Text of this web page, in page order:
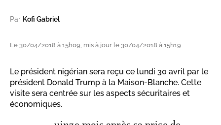
Par Kofi Gabriel
Le 30/04/2018 à 15h09, mis à jour le 30/04/2018 à 15h19
Le président nigérian sera reçu ce lundi 30 avril par le
président Donald Trump à la Maison-Blanche. Cette
visite sera centrée sur les aspects sécuritaires et
économiques.